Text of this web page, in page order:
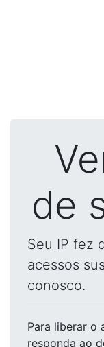
de
Seu IP fez
acessos
conosco.
Para liberar o
responda ao